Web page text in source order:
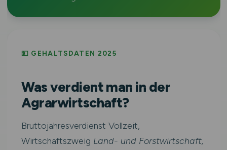
💵 GEHALTSDATEN 2025
Was verdient man in der
Agrarwirtschaft?
Bruttojahresverdienst Vollzeit,
Wirtschaftszweig Land- und Forstwirtschaft,